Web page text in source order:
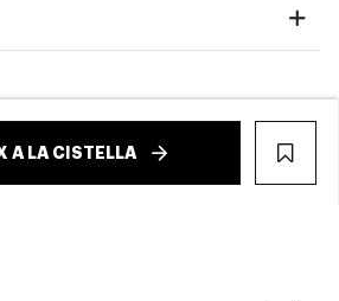
A LA CISTELLA